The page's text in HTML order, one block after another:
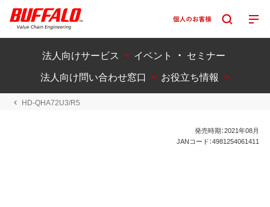
法人向けサービス
イベント ・ セミナー
法人向け問い合わせ窓口
お役立ち情報
HD-QHA72U3/R5
発売時期：2021年08月
JANコード：4981254061411